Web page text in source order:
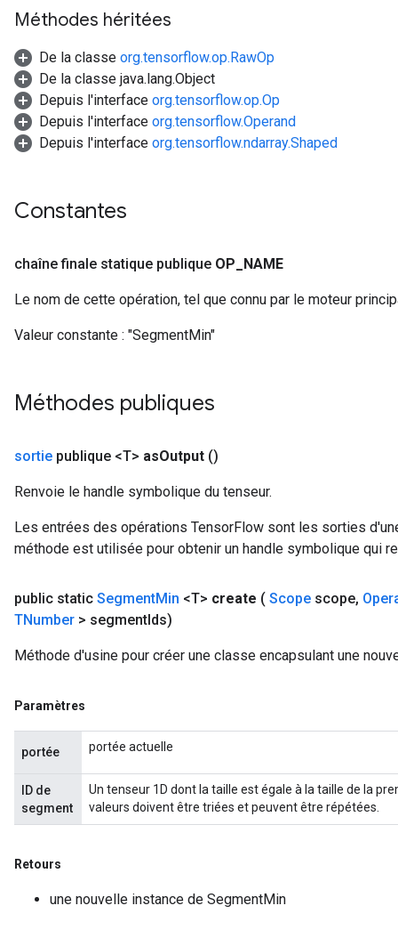
Méthodes héritées
De la classe org.tensorflow.op.RawOp
De la classe java.lang.Object
Depuis l'interface org.tensorflow.op.Op
Depuis l'interface org.tensorflow.Operand
Depuis l'interface org.tensorflow.ndarray.Shaped
Constantes
chaîne finale statique publique OP NAME
Le nom de cette opération, tel que connu par le moteur
Valeur constante : "SegmentMin"
Méthodes publiques
sortie publique <T> asOutput ()
Renvoie le handle symbolique du tenseur.
Les entrées des opérations TensorFlow sont les sorties
méthode est utilisée pour obtenir un handle symbolique qui
public static SegmentMin <T> create ( Scope scope,
TNumber > segmentIds)
Méthode d'usine pour créer une classe encapsulant une
Paramètres
portée portée actuelle
ID de
segment
Un tenseur 1D dont la taille est égale à la taille de la
valeurs doivent être triées et peuvent être répétées.
Retours
une nouvelle instance de SegmentMin